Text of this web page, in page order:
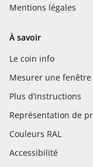
Mentions légales
À savoir
Le coin info
Mesurer une fenêtre
Plus d’instructions
Représentation de
Couleurs RAL
Accessibilité